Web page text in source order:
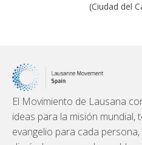
(Ciudad del
El Movimiento de Lausana
ideas para la misión mundial,
evangelio para cada